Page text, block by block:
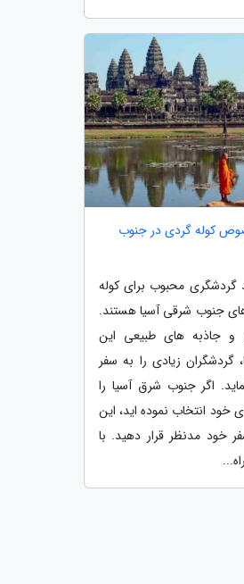
کوله گردی در جنوب
گردشگری محبوب برای کوله
جنوب شرقی آسیا هستند.
و جاذبه های طبیعی این
گردشگران زیادی را به سفر
اگر جنوب شرق آسیا را
خود انتخاب نموده اید، این
خود مدنظر قرار دهید. با